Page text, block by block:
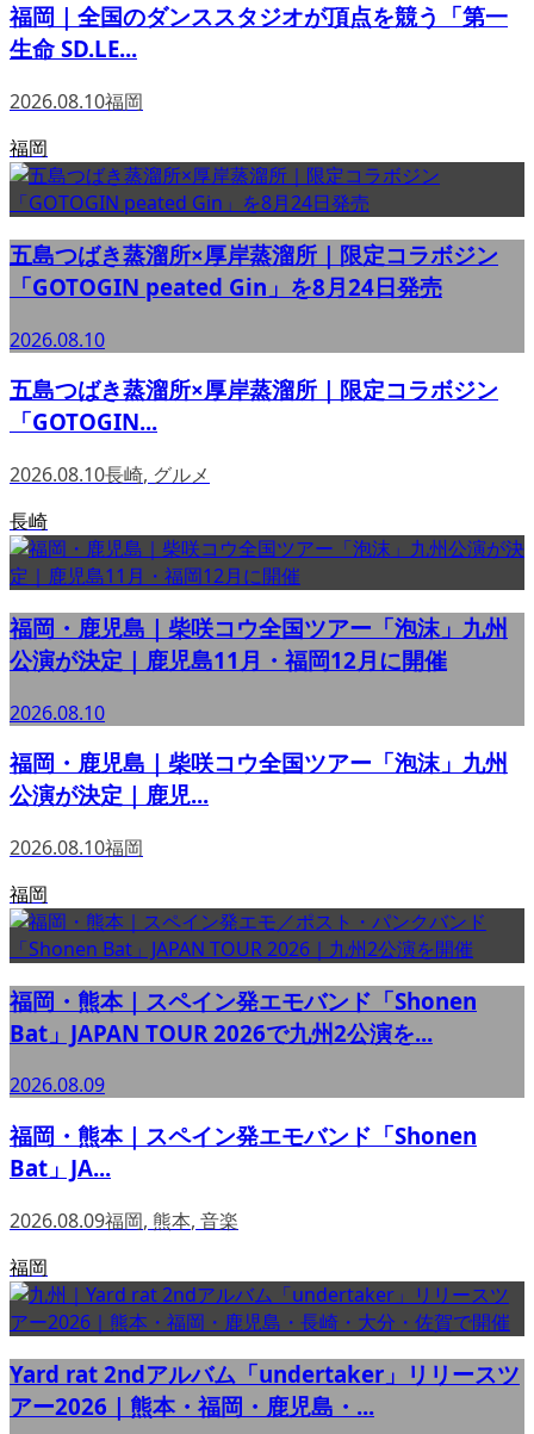
福岡｜全国のダンススタジオが頂点を競う「第一
生命 SD.LE...
2026.08.10福岡
福岡
五島つばき蒸溜所×厚岸蒸溜所｜限定コラボジン
「GOTOGIN peated Gin」を8月24日発売
2026.08.10
五島つばき蒸溜所×厚岸蒸溜所｜限定コラボジン
「GOTOGIN...
2026.08.10長崎, グルメ
長崎
福岡・鹿児島｜柴咲コウ全国ツアー「泡沫」九州
公演が決定｜鹿児島11月・福岡12月に開催
2026.08.10
福岡・鹿児島｜柴咲コウ全国ツアー「泡沫」九州
公演が決定｜鹿児...
2026.08.10福岡
福岡
福岡・熊本｜スペイン発エモバンド「Shonen
Bat」JAPAN TOUR 2026で九州2公演を...
2026.08.09
福岡・熊本｜スペイン発エモバンド「Shonen
Bat」JA...
2026.08.09福岡, 熊本, 音楽
福岡
Yard rat 2ndアルバム「undertaker」リリースツ
アー2026｜熊本・福岡・鹿児島・...